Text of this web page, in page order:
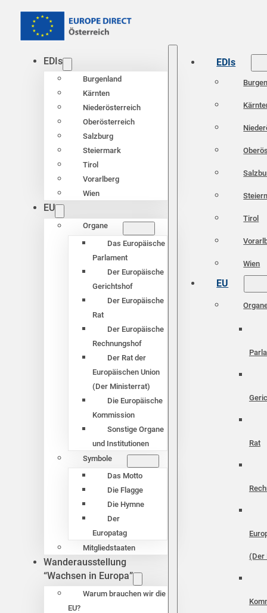
EDIs
Burgenland
Kärnten
Niederösterreich
Oberösterreich
Salzburg
Steiermark
Tirol
Vorarlberg
Wien
EU
Organe
Das Europäische
Parlament
Der Europäische
Gerichtshof
Der Europäische
Rat
Der Europäische
Rechnungshof
Der Rat der
Europäischen Union
(Der Ministerrat)
Die Europäische
Kommission
Sonstige Organe
und Institutionen
Symbole
Das Motto
Die Flagge
Die Hymne
Der
Europatag
Mitgliedstaaten
Wanderausstellung
“Wachsen in Europa”
Warum brauchen wir die
EU?
EDIs
Tirol
Wien
EU
Rat
(Der